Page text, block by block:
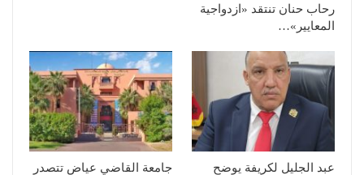
رحاب حنان تنتقد «ازدواجية
المعايير»…
عبد الجليل لكريفة يوضح
جامعة القاضي عياض تتصدر